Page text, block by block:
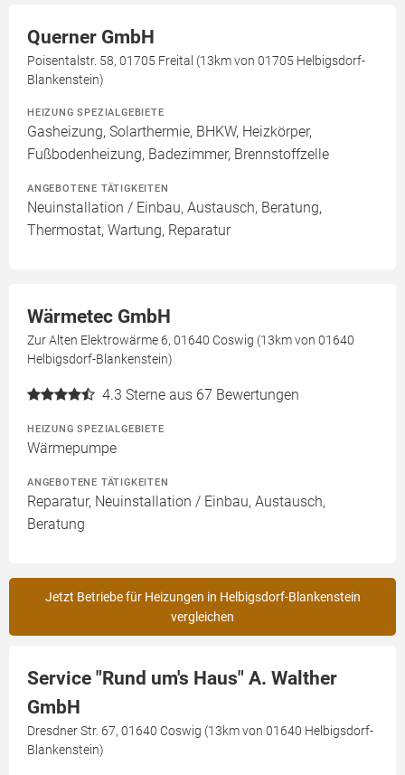
Querner GmbH
Poisentalstr. 58, 01705 Freital (13km von 01705 Helbigsdorf-
Blankenstein)
HEIZUNG SPEZIALGEBIETE
Gasheizung, Solarthermie, BHKW, Heizkörper,
Fußbodenheizung, Badezimmer, Brennstoffzelle
ANGEBOTENE TÄTIGKEITEN
Neuinstallation / Einbau, Austausch, Beratung,
Thermostat, Wartung, Reparatur
Wärmetec GmbH
Zur Alten Elektrowärme 6, 01640 Coswig (13km von 01640
Helbigsdorf-Blankenstein)
4.3 Sterne aus 67 Bewertungen
HEIZUNG SPEZIALGEBIETE
Wärmepumpe
ANGEBOTENE TÄTIGKEITEN
Reparatur, Neuinstallation / Einbau, Austausch,
Beratung
Jetzt Betriebe für Heizungen in Helbigsdorf-Blankenstein
vergleichen
Service "Rund um's Haus" A. Walther
GmbH
Dresdner Str. 67, 01640 Coswig (13km von 01640 Helbigsdorf-
Blankenstein)